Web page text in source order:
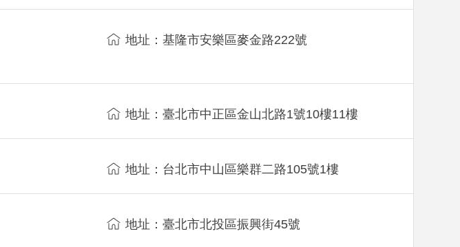
地址：基隆市安樂區麥金路222號
地址：臺北市中正區金山北路1號10樓11樓
地址：台北市中山區樂群二路105號1樓
地址：臺北市北投區振興街45號